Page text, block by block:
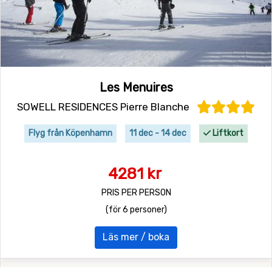
Les Menuires
SOWELL RESIDENCES Pierre Blanche
Flyg från Köpenhamn 11 dec - 14 dec Liftkort
4281 kr
PRIS PER PERSON
(för 6 personer)
Läs mer / boka